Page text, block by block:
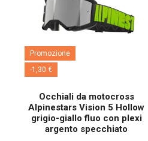
Promozione
-1,30 €
Occhiali da motocross
Alpinestars Vision 5 Hollow
grigio-giallo fluo con plexi
argento specchiato